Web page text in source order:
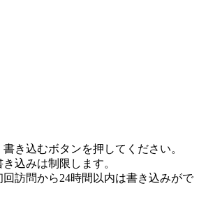
き込むボタンを押してください。
込みは制限します。
訪問から24時間以内は書き込みがで